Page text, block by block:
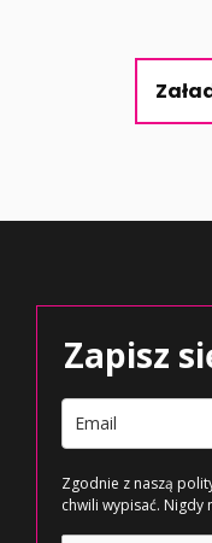
Zapisz
Zgodnie z naszą
chwili wypisać. Nigdy